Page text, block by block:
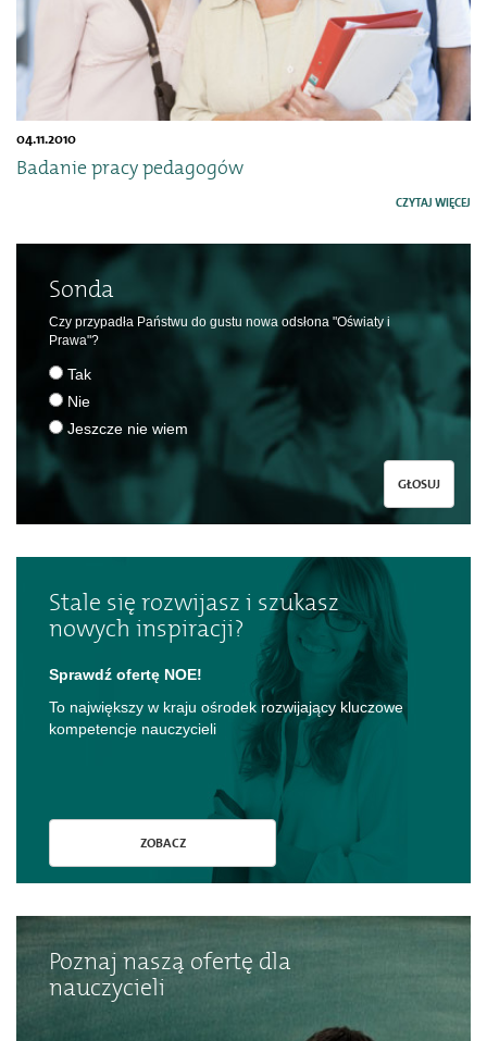
04.11.2010
Badanie pracy pedagogów
CZYTAJ WIĘCEJ
Sonda
Czy przypadła Państwu do gustu nowa odsłona "Oświaty i
Prawa"?
Tak
Nie
Jeszcze nie wiem
GŁOSUJ
Stale się rozwijasz i szukasz
nowych inspiracji?
Sprawdź ofertę NOE!
To największy w kraju ośrodek rozwijający kluczowe
kompetencje nauczycieli
ZOBACZ
Poznaj naszą ofertę dla
nauczycieli